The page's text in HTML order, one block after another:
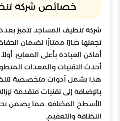
خصائص شركة
شركة تنظيف المساجد تتميز
تجعلها خيارًا ممتازًا لضمان
أماكن العبادة بأعلى المعايير.
أحدث التقنيات والمعدات
هذا يشمل أدوات متخصصة
بالإضافة إلى تقنيات متقدمة
الأسطح المختلفة، مما يضمن
النظافة والتعقيم.